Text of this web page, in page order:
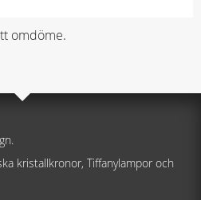
omdöme.
kristallkronor, Tiffanylampor och